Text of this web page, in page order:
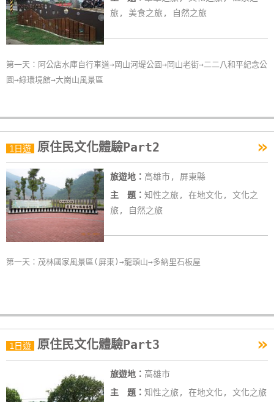
旅, 美食之旅, 自然之旅
第一天：阿公店水庫自行車道→岡山河堤公園→岡山老街→二二八和平紀念公
園→綠環境館→大崗山風景區
1日遊 原住民文化體驗Part2 »
旅遊地： 高雄市, 屏東縣
主 題： 知性之旅, 在地文化, 文化之
旅, 自然之旅
第一天：茂林國家風景區(屏東)→龍頭山→多納里石板屋
1日遊 原住民文化體驗Part3 »
旅遊地： 高雄市
主 題： 知性之旅, 在地文化, 文化之旅